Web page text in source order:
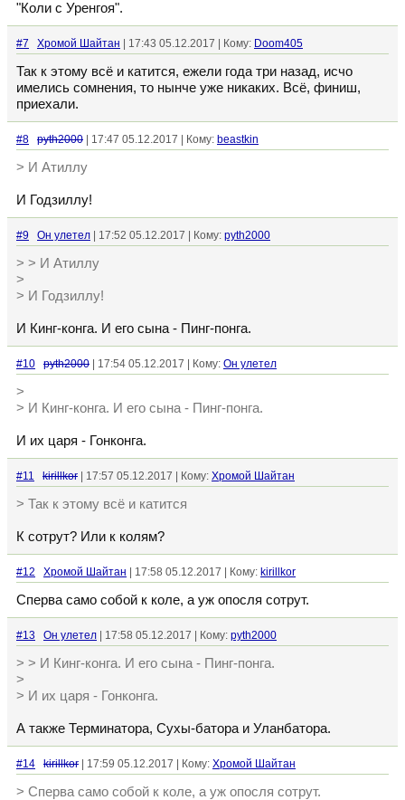
"Коли с Уренгоя".
#7 Хромой Шайтан | 17:43 05.12.2017 | Кому: Doom405
Так к этому всё и катится, ежели года три назад, исчо
имелись сомнения, то нынче уже никаких. Всё, финиш,
приехали.
#8 pyth2000 | 17:47 05.12.2017 | Кому: beastkin
> И Атиллу
И Годзиллу!
#9 Он улетел | 17:52 05.12.2017 | Кому: pyth2000
> > И Атиллу
>
> И Годзиллу!
И Кинг-конга. И его сына - Пинг-понга.
#10 pyth2000 | 17:54 05.12.2017 | Кому: Он улетел
>
> И Кинг-конга. И его сына - Пинг-понга.
И их царя - Гонконга.
#11 kirillkor | 17:57 05.12.2017 | Кому: Хромой Шайтан
> Так к этому всё и катится
К сотрут? Или к колям?
#12 Хромой Шайтан | 17:58 05.12.2017 | Кому: kirillkor
Сперва само собой к коле, а уж опосля сотрут.
#13 Он улетел | 17:58 05.12.2017 | Кому: pyth2000
> > И Кинг-конга. И его сына - Пинг-понга.
>
> И их царя - Гонконга.
А также Терминатора, Сухы-батора и Уланбатора.
#14 kirillkor | 17:59 05.12.2017 | Кому: Хромой Шайтан
> Сперва само собой к коле, а уж опосля сотрут.